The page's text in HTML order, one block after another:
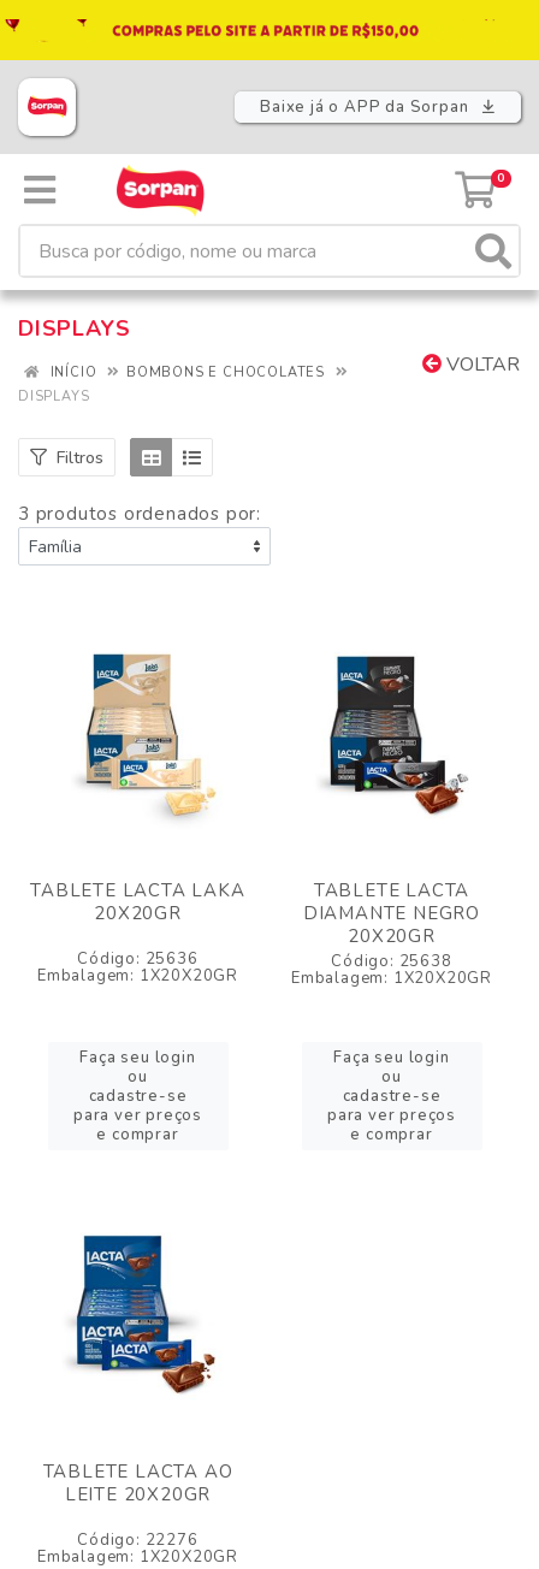
Baixe já o APP da Sorpan
0
DISPLAYS
VOLTAR
INÍCIO
BOMBONS E CHOCOLATES
DISPLAYS
Filtros
3 produtos ordenados por:
TABLETE LACTA LAKA
20X20GR
Código: 25636
Embalagem: 1X20X20GR
Faça seu login
ou
cadastre-se
para ver preços
e comprar
TABLETE LACTA
DIAMANTE NEGRO
20X20GR
Código: 25638
Embalagem: 1X20X20GR
Faça seu login
ou
cadastre-se
para ver preços
e comprar
TABLETE LACTA AO
LEITE 20X20GR
Código: 22276
Embalagem: 1X20X20GR